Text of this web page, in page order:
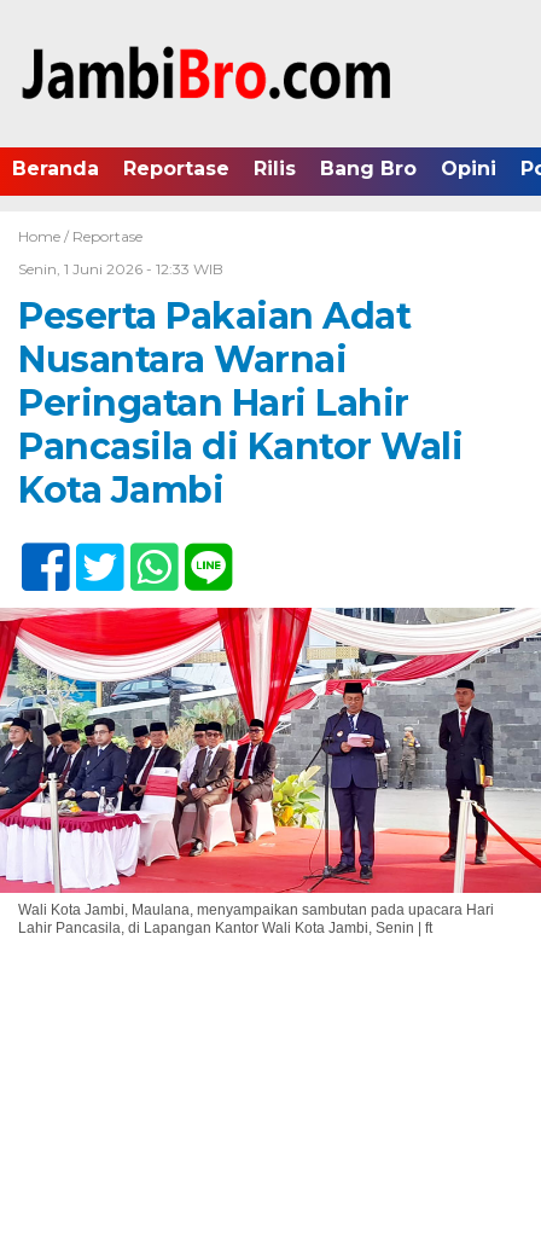
Beranda Reportase Rilis Bang Bro Opini
Home / Reportase
Senin, 1 Juni 2026 - 12:33 WIB
Peserta Pakaian Adat
Nusantara Warnai
Peringatan Hari Lahir
Pancasila di Kantor Wali
Kota Jambi
Wali Kota Jambi, Maulana, menyampaikan sambutan pada upacara Hari
Lahir Pancasila, di Lapangan Kantor Wali Kota Jambi, Senin | ft